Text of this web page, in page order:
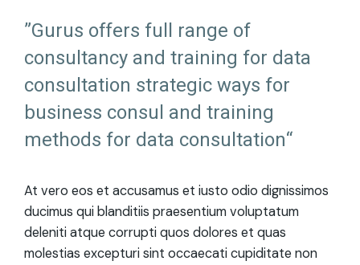
”Gurus offers full range of
consultancy and training for data
consultation strategic ways for
business consul and training
methods for data consultation“
At vero eos et accusamus et iusto odio dignissimos
ducimus qui blanditiis praesentium voluptatum
deleniti atque corrupti quos dolores et quas
molestias excepturi sint occaecati cupiditate non